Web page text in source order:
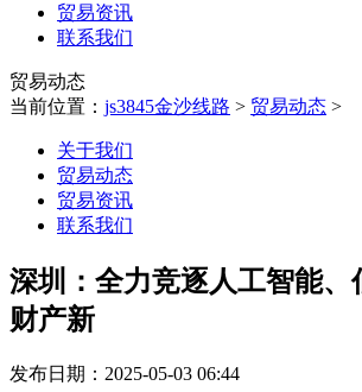
贸易资讯
联系我们
贸易动态
当前位置： js3845金沙线路 > 贸易动态 >
关于我们
贸易动态
贸易资讯
联系我们
深圳：全力竞逐人工智能、
财产新
发布日期：2025-05-03 06:44